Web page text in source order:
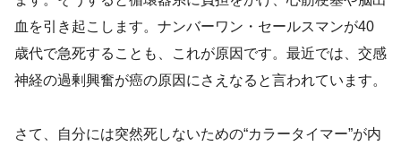
血を引き起こします。ナンバーワン・セールスマンが40
歳代で急死することも、これが原因です。最近では、交感
神経の過剰興奮が癌の原因にさえなると言われています。
さて、自分には突然死しないための“カラータイマー”が内